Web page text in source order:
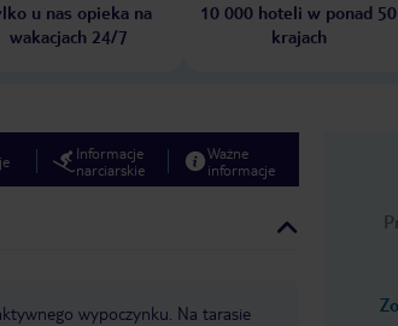
u nas opieka na
wakacjach 24/7
10 000 hoteli w ponad 50
krajach
Informacje
narciarskie
Ważne
informacje
wypoczynku. Na tarasie